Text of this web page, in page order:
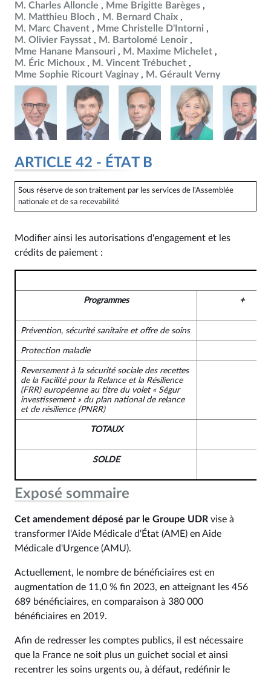
M. Charles Alloncle
Mme Brigitte Barèges
M. Matthieu Bloch
M. Bernard Chaix
M. Marc Chavent
Mme Christelle D'Intorni
M. Olivier Fayssat
M. Bartolomé Lenoir
Mme Hanane Mansouri
M. Maxime Michelet
M. Éric Michoux
M. Vincent Trébuchet
Mme Sophie Ricourt Vaginay
M. Gérault Verny
ARTICLE 42 - ÉTAT B
Sous réserve de son traitement par les services de l'Assemblée
nationale et de sa recevabilité
Modifier ainsi les autorisations d'engagement et les
crédits de paiement :
Programmes +
Prévention, sécurité sanitaire et offre de soins
Protection maladie
Reversement à la sécurité sociale des recettes
de la Facilité pour la Relance et la Résilience
(FRR) européenne au titre du volet « Ségur
investissement » du plan national de relance
et de résilience (PNRR)
TOTAUX
SOLDE
Exposé sommaire
Cet amendement déposé par le Groupe UDR vise à
transformer l'Aide Médicale d'État (AME) en Aide
Médicale d'Urgence (AMU).
Actuellement, le nombre de bénéficiaires est en
augmentation de 11,0 % fin 2023, en atteignant les 456
689 bénéficiaires, en comparaison à 380 000
bénéficiaires en 2019.
Afin de redresser les comptes publics, il est nécessaire
que la France ne soit plus un guichet social et ainsi
recentrer les soins urgents ou, à défaut, redéfinir le